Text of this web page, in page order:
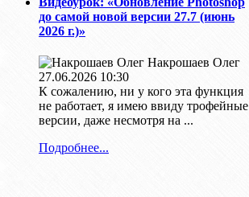
до самой новой версии 27.7 (июнь
2026 г.)»
Накрошаев Олег
27.06.2026 10:30
К сожалению, ни у кого эта функция
не работает, я имею ввиду трофейные
версии, даже несмотря на ...
Подробнее...